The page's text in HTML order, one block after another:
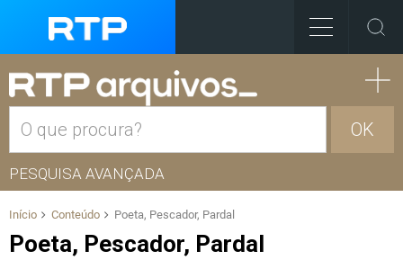
OK
PESQUISA AVANÇADA
Início Conteúdo Poeta, Pescador, Pardal
Poeta, Pescador, Pardal